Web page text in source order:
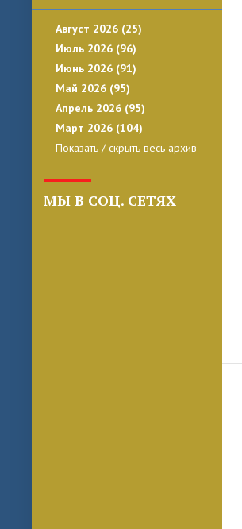
Август 2026 (25)
Июль 2026 (96)
Июнь 2026 (91)
Май 2026 (95)
Апрель 2026 (95)
Март 2026 (104)
Показать / скрыть весь архив
МЫ В СОЦ. СЕТЯХ